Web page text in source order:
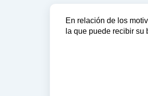
En relación de los
la que puede recibir su